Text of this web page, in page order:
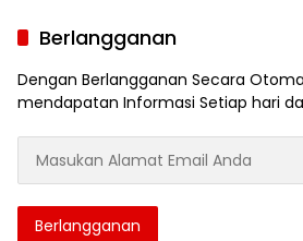
Berlangganan
Dengan Berlangganan Secara
mendapatan Informasi Setiap hari
Alamat
AndaBerlangganan